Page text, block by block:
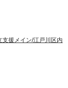
援メイン/江戸川区内